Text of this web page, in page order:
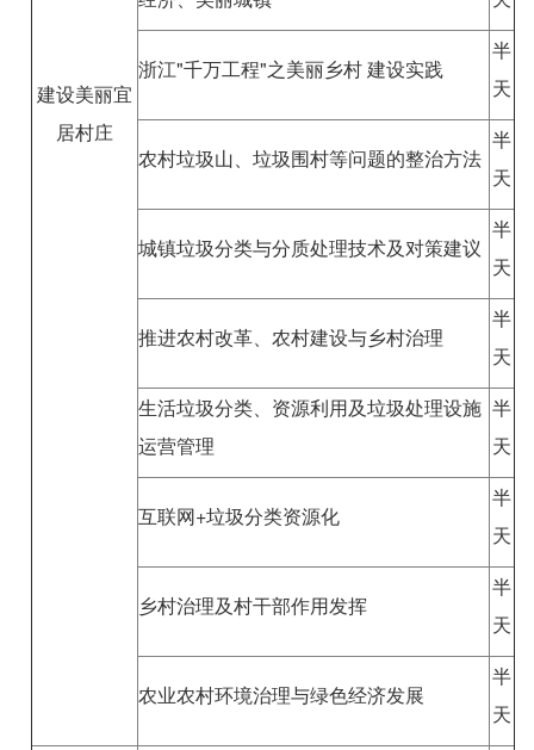
建设美丽宜
居村庄
浙江"千万工程"之美丽乡村 建设实践
半
天
农村垃圾山、垃圾围村等问题的整治方法
半
天
城镇垃圾分类与分质处理技术及对策建议
半
天
推进农村改革、农村建设与乡村治理
半
天
生活垃圾分类、资源利用及垃圾处理设施
运营管理
半
天
互联网+垃圾分类资源化
半
天
乡村治理及村干部作用发挥
半
天
农业农村环境治理与绿色经济发展
半
天